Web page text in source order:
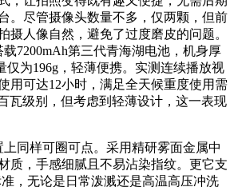
。尽管摄像头数量不多，仅两颗，但前
摄人像自然，避免了过度磨皮的问题。
7200mAh第三代青海湖电池，机身厚
仅为196g，轻薄便携。实测连续播放视
用可达12小时，满足全天候重度使用需
瓦级别，但考虑到轻薄设计，这一表现
同样可圈可点。采用精研雾面金属中
质，手感细腻且不易沾染指纹。更它支
，无论是日常泼溅还是高温高压冲洗